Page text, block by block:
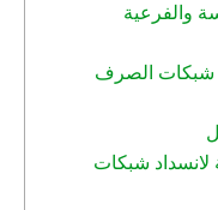
والفرعية
شبكات الصرف
لانسداد شبكات